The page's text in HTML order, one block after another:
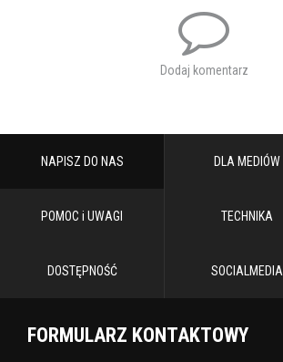
Dodaj komentarz
NAPISZ DO NAS DLA MEDIÓW
POMOC i UWAGI TECHNIKA
DOSTĘPNOŚĆ SOCIALMEDIA
FORMULARZ KONTAKTOWY